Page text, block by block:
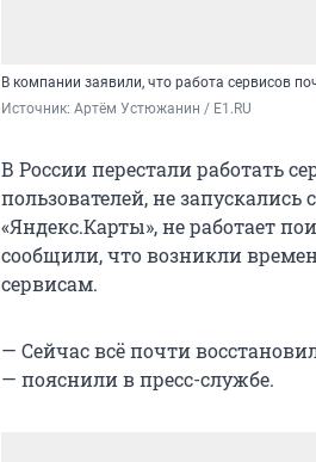
В компании заявили, что работа сервисов
Источник: Артём Устюжанин / E1.RU
В России перестали работать
пользователей, не
«Яндекс.Карты», не работает
сообщили, что возникли
сервисам.
— Сейчас всё почти
— пояснили в пресс-службе.